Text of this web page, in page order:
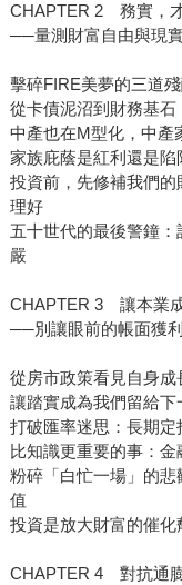
CHAPTER 2 務實，
──量測財富自由與現
擊碎FIRE美夢的三道
從卡債泥沼到財務基
中產也在M型化，中產
家族庇蔭是紅利還是
投資前，先修補我們
理好
五十世代的最後警鐘
嚴
CHAPTER 3 讓本業
──別讓眼前的帳面獲
從房市政策看見自身
讓踏實成為我們留給
打破匯率迷思：長期定
比知識更重要的事：
粉碎「白忙一場」的
值
投資是放大財富的催
CHAPTER 4 對抗通